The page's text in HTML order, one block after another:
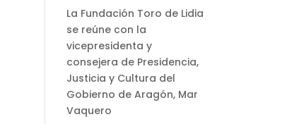
La Fundación Toro de Lidia
se reúne con la
vicepresidenta y
consejera de Presidencia,
Justicia y Cultura del
Gobierno de Aragón, Mar
Vaquero